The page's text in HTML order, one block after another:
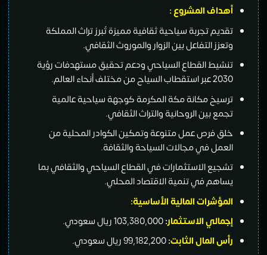
أهداف المشروع :
تقديم تجربة سياحية ثقافية مميزة تُبرز تراث المملكة
وتعزز التفاعل بين الزوار والموروث الثقافي.
تنشيط القطاع السياحي ودعم تحقيق مستهدفات رؤية
2030 عبر استقطاب السياح من مختلف أنحاء العالم.
ترسيخ مكانة مكة المكرمة كوجهة سياحية عالمية
تجمع بين الروحانية والتراث الثقافي.
خلق فرص عمل متنوعة وتمكين الكوادر المحلية من
العمل في مجالات السياحة والثقافة.
تشجيع الاستثمارات في القطاع السياحي والثقافي بما
يساهم في تنمية الاقتصاد المحلي.
المؤشرات المالية الأساسية:
إجمالي الاستثمار:103,380,000 ريال سعودي.
رأس المال الثابت:99,182,200 ريال سعودي.